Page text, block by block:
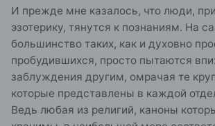
И прежде мне казалось, что люди,
эзотерику, тянутся к познаниям. На
большинство таких, как и духовно
пробудившихся, просто пытаются
заблуждения другим, омрачая те
которые представлены в каждой
Ведь любая из религий, каноны